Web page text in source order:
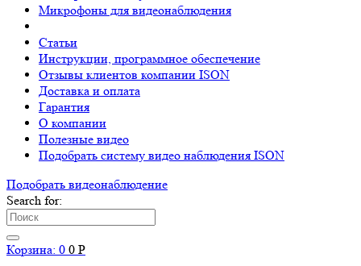
Микрофоны для видеонаблюдения
Статьи
Инструкции, программное обеспечение
Отзывы клиентов компании ISON
Доставка и оплата
Гарантия
О компании
Полезные видео
Подобрать систему видео наблюдения ISON
Подобрать видеонаблюдениe
Search for:
Корзина: 0 0 Р